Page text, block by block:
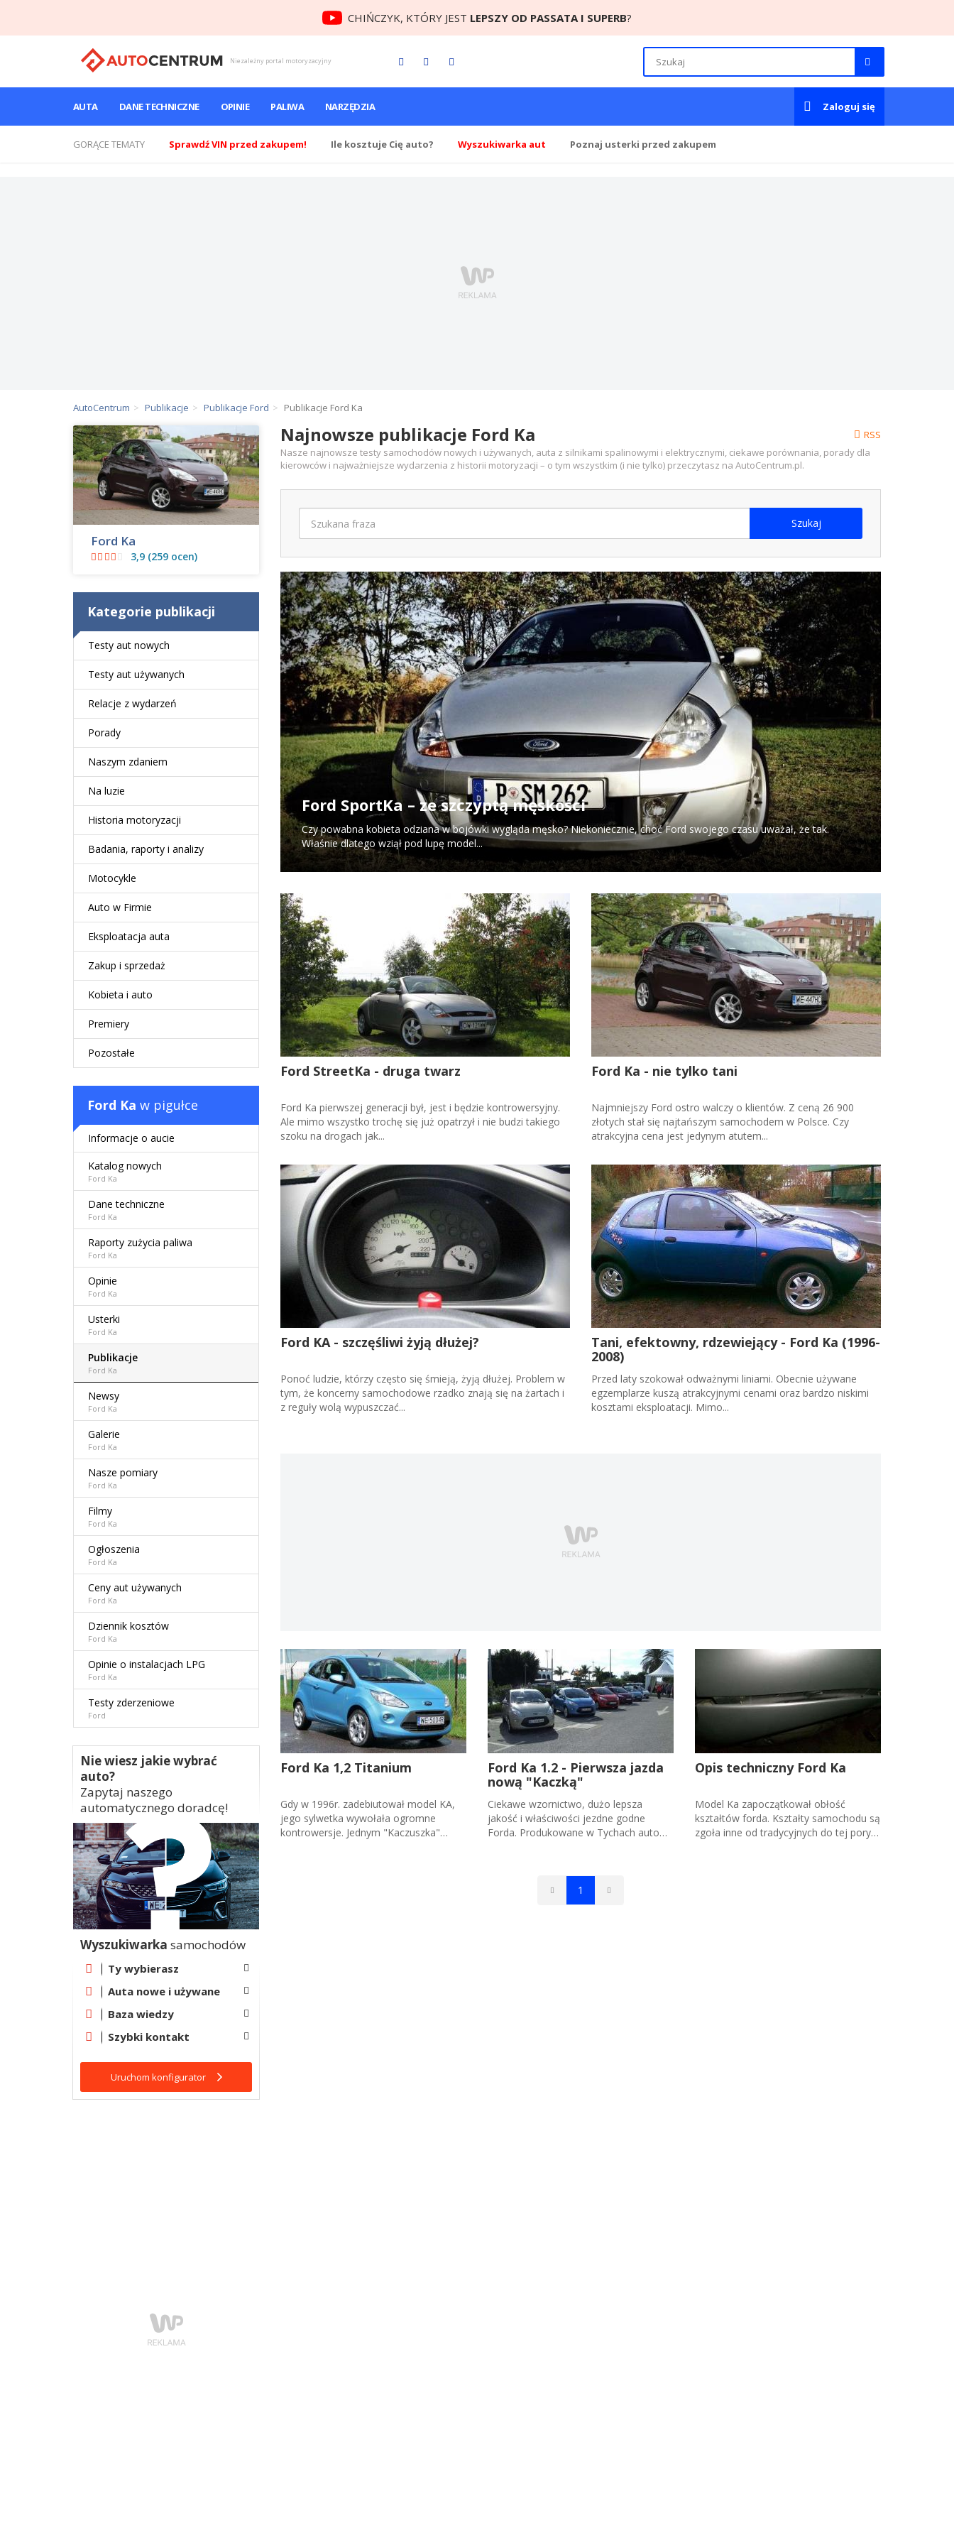
CHIŃCZYK, KTÓRY JEST LEPSZY OD PASSATA I SUPERB?
Niezależny portal motoryzacyjny
AUTA DANE TECHNICZNE OPINIE PALIWA NARZĘDZIA Zaloguj się
GORĄCE TEMATY Sprawdź VIN przed zakupem! Ile kosztuje Cię auto? Wyszukiwarka aut Poznaj usterki przed zakupem
AutoCentrum Publikacje Publikacje Ford Publikacje Ford Ka
Najnowsze publikacje Ford Ka
RSS
Nasze najnowsze testy samochodów nowych i używanych, auta z silnikami spalinowymi i elektrycznymi, ciekawe porównania, porady dla
kierowców i najważniejsze wydarzenia z historii motoryzacji – o tym wszystkim (i nie tylko) przeczytasz na AutoCentrum.pl.
Szukaj
Ford SportKa – ze szczyptą męskości
Czy powabna kobieta odziana w bojówki wygląda męsko? Niekoniecznie, choć Ford swojego czasu uważał, że tak.
Właśnie dlatego wziął pod lupę model...
Ford StreetKa - druga twarz
Ford Ka pierwszej generacji był, jest i będzie kontrowersyjny.
Ale mimo wszystko trochę się już opatrzył i nie budzi takiego
szoku na drogach jak...
Ford Ka - nie tylko tani
Najmniejszy Ford ostro walczy o klientów. Z ceną 26 900
złotych stał się najtańszym samochodem w Polsce. Czy
atrakcyjna cena jest jedynym atutem...
Ford KA - szczęśliwi żyją dłużej?
Ponoć ludzie, którzy często się śmieją, żyją dłużej. Problem w
tym, że koncerny samochodowe rzadko znają się na żartach i
z reguły wolą wypuszczać...
Tani, efektowny, rdzewiejący - Ford Ka (1996-
2008)
Przed laty szokował odważnymi liniami. Obecnie używane
egzemplarze kuszą atrakcyjnymi cenami oraz bardzo niskimi
kosztami eksploatacji. Mimo...
Ford Ka 1,2 Titanium
Gdy w 1996r. zadebiutował model KA,
jego sylwetka wywołała ogromne
kontrowersje. Jednym "Kaczuszka"
Ford Ka 1.2 - Pierwsza jazda
nową "Kaczką"
Ciekawe wzornictwo, dużo lepsza
jakość i właściwości jezdne godne
Forda. Produkowane w Tychach auto
Opis techniczny Ford Ka
Model Ka zapoczątkował obłość
kształtów forda. Kształty samochodu są
zgoła inne od tradycyjnych do tej pory
1
Ford Ka
3,9 (259 ocen)
Kategorie publikacji
Testy aut nowych
Testy aut używanych
Relacje z wydarzeń
Porady
Naszym zdaniem
Na luzie
Historia motoryzacji
Badania, raporty i analizy
Motocykle
Auto w Firmie
Eksploatacja auta
Zakup i sprzedaż
Kobieta i auto
Premiery
Pozostałe
Ford Ka w pigułce
Informacje o aucie
Katalog nowych
Ford Ka
Dane techniczne
Ford Ka
Raporty zużycia paliwa
Ford Ka
Opinie
Ford Ka
Usterki
Ford Ka
Publikacje
Ford Ka
Newsy
Ford Ka
Galerie
Ford Ka
Nasze pomiary
Ford Ka
Filmy
Ford Ka
Ogłoszenia
Ford Ka
Ceny aut używanych
Ford Ka
Dziennik kosztów
Ford Ka
Opinie o instalacjach LPG
Ford Ka
Testy zderzeniowe
Ford
Nie wiesz jakie wybrać
auto?
Zapytaj naszego
automatycznego doradcę!
Wyszukiwarka samochodów
Ty wybierasz
Auta nowe i używane
Baza wiedzy
Szybki kontakt
Uruchom konfigurator